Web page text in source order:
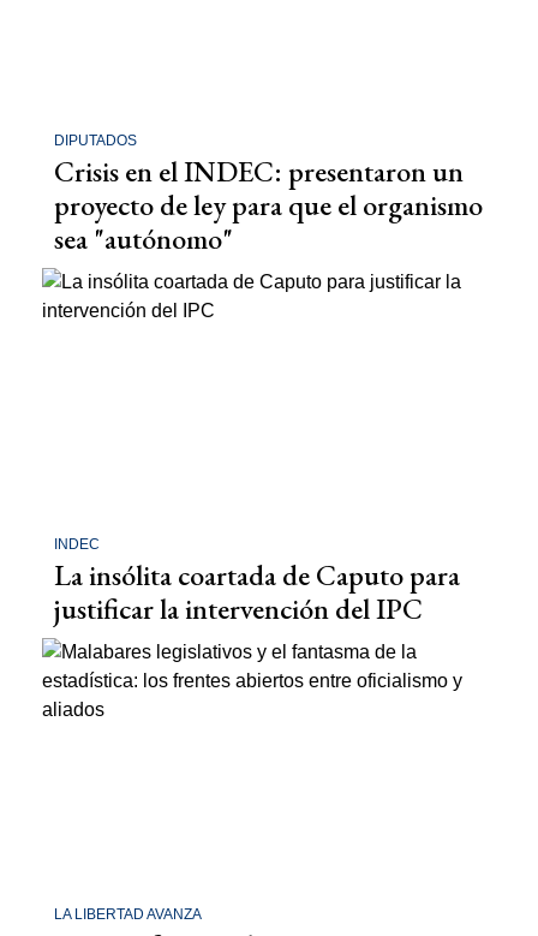
DIPUTADOS
Crisis en el INDEC: presentaron un
proyecto de ley para que el organismo
sea "autónomo"
INDEC
La insólita coartada de Caputo para
justificar la intervención del IPC
LA LIBERTAD AVANZA